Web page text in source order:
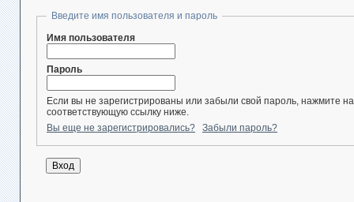
Введите имя пользователя и пароль
Имя пользователя
Пароль
Если вы не зарегистрированы или забыли свой пароль, нажмите на
соответствующую ссылку ниже.
Вы еще не зарегистрировались?
Забыли пароль?